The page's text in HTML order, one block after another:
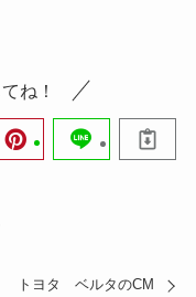
ね！
トヨタ ベルタのCM